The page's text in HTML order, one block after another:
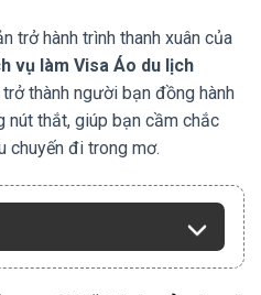
trở hành trình thanh xuân của
vụ làm Visa Áo du lịch
thành người bạn đồng hành
nút thắt, giúp bạn cầm chắc
chuyến đi trong mơ.